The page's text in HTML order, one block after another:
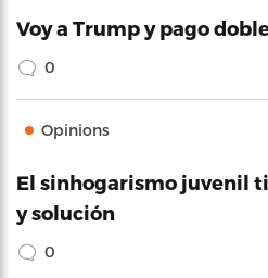
Voy a Trump y pago
0
Opinions
El sinhogarismo juvenil
y solución
0